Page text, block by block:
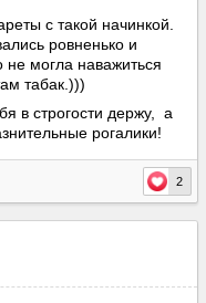
с такой начинкой.
ровненько и
могла наважиться
табак.)))
в строгости держу, а
рогалики!
2